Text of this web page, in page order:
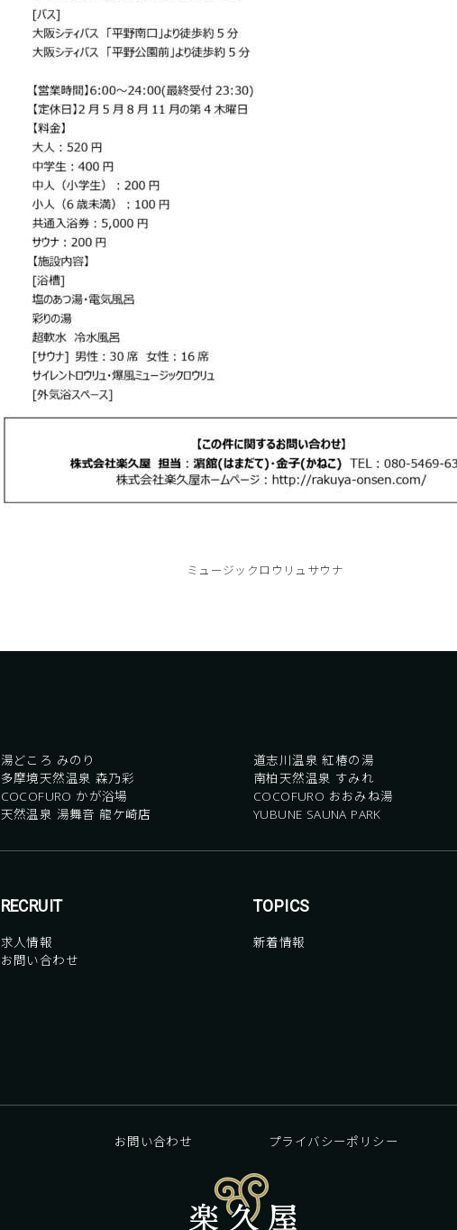
ミュージックロウリュサウナ
湯どころ みのり 道志川温泉 紅椿の湯
多摩境天然温泉 森乃彩 南柏天然温泉 すみれ
COCOFURO かが浴場 COCOFURO おおみね湯
天然温泉 湯舞音 龍ケ崎店 YUBUNE SAUNA PARK
RECRUIT
求人情報
お問い合わせ
TOPICS
新着情報
お問い合わせ プライバシーポリシー